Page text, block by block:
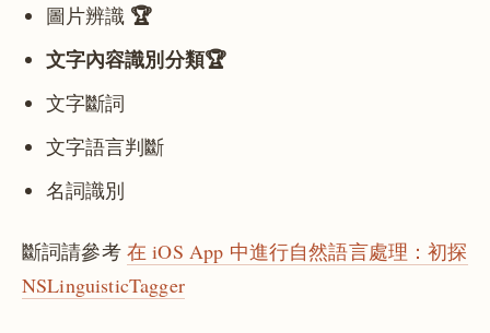
圖片辨識 🏆
文字內容識別分類🏆
文字斷詞
文字語言判斷
名詞識別
斷詞請參考 在 iOS App 中進行自然語言處理：初探
NSLinguisticTagger